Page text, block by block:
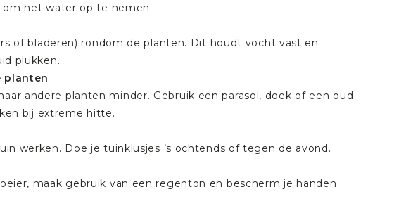
het water op te nemen.
of bladeren) rondom de planten. Dit houdt vocht vast en
plukken.
planten
andere planten minder. Gebruik een parasol, doek of een oud
bij extreme hitte.
werken. Doe je tuinklusjes ’s ochtends of tegen de avond.
maak gebruik van een regenton en bescherm je handen